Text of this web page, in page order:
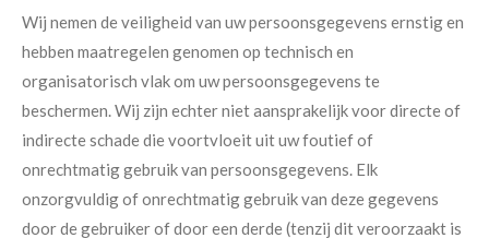
Wij nemen de veiligheid van uw persoonsgegevens ernstig en
hebben maatregelen genomen op technisch en
organisatorisch vlak om uw persoonsgegevens te
beschermen. Wij zijn echter niet aansprakelijk voor directe of
indirecte schade die voortvloeit uit uw foutief of
onrechtmatig gebruik van persoonsgegevens. Elk
onzorgvuldig of onrechtmatig gebruik van deze gegevens
door de gebruiker of door een derde (tenzij dit veroorzaakt is